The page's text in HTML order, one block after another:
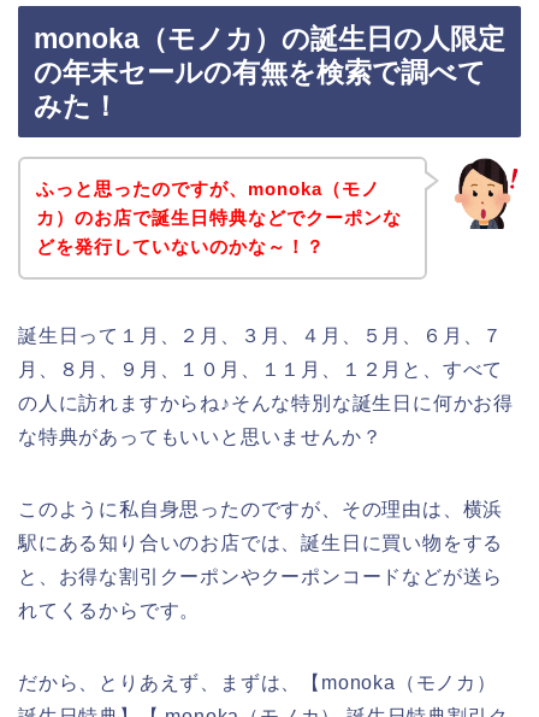
monoka（モノカ）の誕生日の人限定
の年末セールの有無を検索で調べて
みた！
ふっと思ったのですが、monoka（モノ
カ）のお店で誕生日特典などでクーポンな
どを発行していないのかな～！？
誕生日って１月、２月、３月、４月、５月、６月、７
月、８月、９月、１０月、１１月、１２月と、すべて
の人に訪れますからね♪そんな特別な誕生日に何かお得
な特典があってもいいと思いませんか？
このように私自身思ったのですが、その理由は、横浜
駅にある知り合いのお店では、誕生日に買い物をする
と、お得な割引クーポンやクーポンコードなどが送ら
れてくるからです。
だから、とりあえず、まずは、【monoka（モノカ）